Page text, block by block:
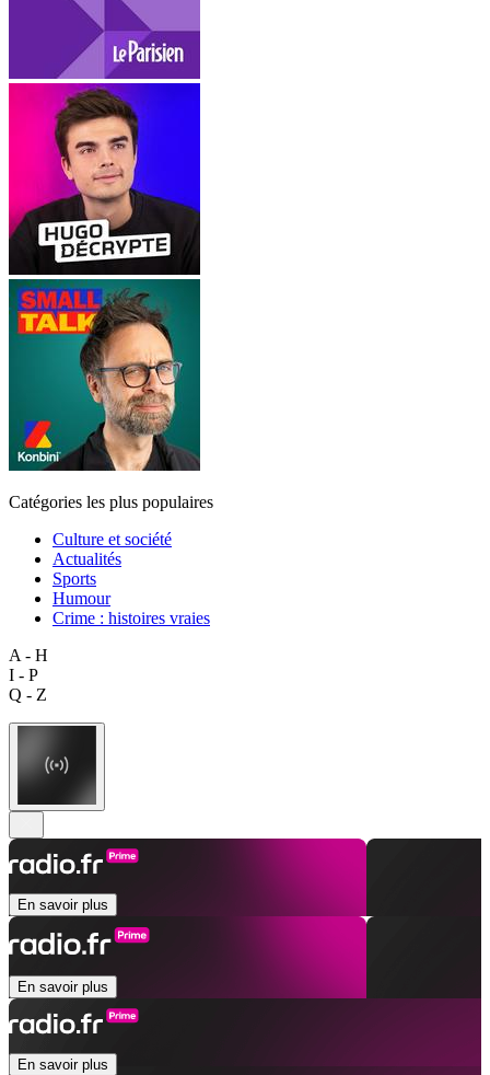
Catégories les plus populaires
Culture et société
Actualités
Sports
Humour
Crime : histoires vraies
A - H
I - P
Q - Z
En savoir plus
En savoir plus
En savoir plus